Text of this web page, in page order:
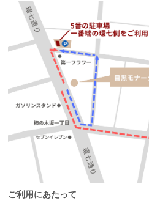
ご利用にあたって